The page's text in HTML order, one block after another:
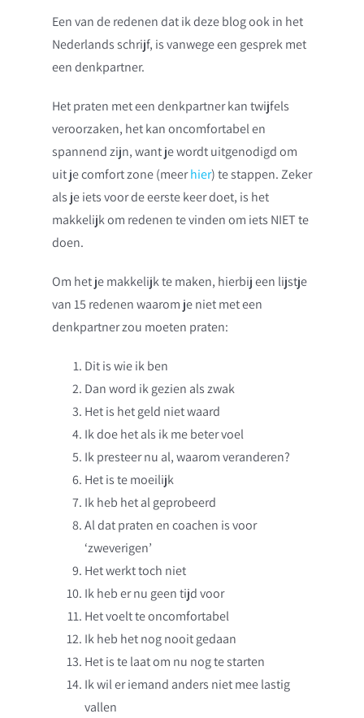
Een van de redenen dat ik deze blog ook in het
Nederlands schrijf, is vanwege een gesprek met
een denkpartner.
Het praten met een denkpartner kan twijfels
veroorzaken, het kan oncomfortabel en
spannend zijn, want je wordt uitgenodigd om
uit je comfort zone (meerhier) te stappen. Zeker
als je iets voor de eerste keer doet, is het
makkelijk om redenen te vinden om iets NIET te
doen.
Om het je makkelijk te maken, hierbij een lijstje
van 15 redenen waarom je niet met een
denkpartner zou moeten praten:
Dit is wie ik ben
Dan word ik gezien als zwak
Het is het geld niet waard
Ik doe het als ik me beter voel
Ik presteer nu al, waarom veranderen?
Het is te moeilijk
Ik heb het al geprobeerd
Al dat praten en coachen is voor
‘zweverigen’
Het werkt toch niet
Ik heb er nu geen tijd voor
Het voelt te oncomfortabel
Ik heb het nog nooit gedaan
Het is te laat om nu nog te starten
Ik wil er iemand anders niet mee lastig
vallen